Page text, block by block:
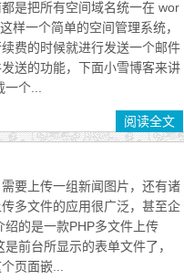
是把所有空间域名统一在 wor
样一个简单的空间管理系统，
费的时候就进行发送一个邮件
送的功能，下面小雪博客来讲
个...
阅读全文
要上传一组新闻图片，还有诸
多文件的应用很广泛，甚至企
的是一款PHP多文件上传
前台所显示的表单文件了，
页面嵌...